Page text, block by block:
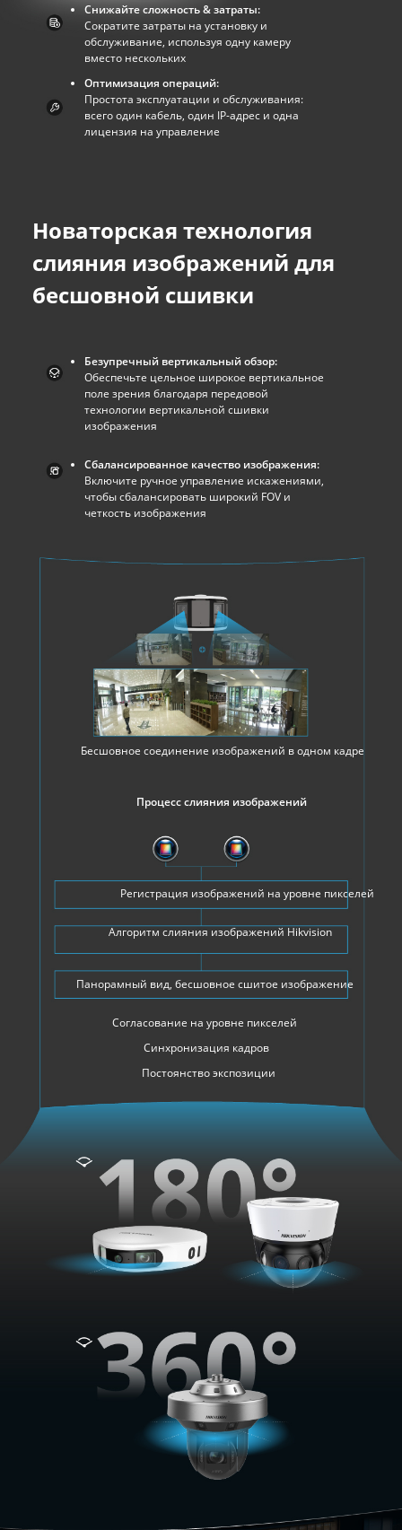
Снижайте сложность & затраты:
Сократите затраты на установку и
обслуживание, используя одну камеру
вместо нескольких
Оптимизация операций:
Простота эксплуатации и обслуживания:
всего один кабель, один IP-адрес и одна
лицензия на управление
Новаторская технология
слияния изображений для
бесшовной сшивки
Безупречный вертикальный обзор:
Обеспечьте цельное широкое вертикальное
поле зрения благодаря передовой
технологии вертикальной сшивки
изображения
Сбалансированное качество изображения:
Включите ручное управление искажениями,
чтобы сбалансировать широкий FOV и
четкость изображения
Бесшовное соединение изображений в одном кадре
Регистрация изображений на уровне пикселей
Алгоритм слияния изображений Hikvision
Панорамный вид, бесшовное сшитое изображение
Согласование на уровне пикселей
Синхронизация кадров
Постоянство экспозиции
Процесс слияния изображений